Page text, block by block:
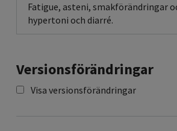
Fatigue, asteni, smakförändringar
hypertoni och diarré.
Versionsförändringar
Visa versionsförändringar